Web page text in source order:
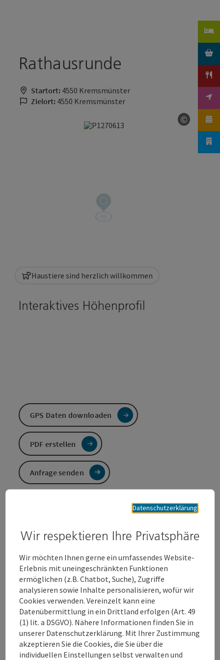
Rathausrunde
Startort: 4550 Kremsmünster
Zielort: 4550 Kremsmünster
©
Haustiere sind herzlich willkommen
Entdecken Sie die Marktgemeinde Kremsmünster
21) Mödlhammerhaus, Hauptstraße 11
22) Staudinger, Hauptstraße 13
23) Altes Rathaus, Rathausplatz 10
24) Pointnerhaus, Rathausplatz 2
25) Feilenhauer Haus, Rathausplatz 4
26) Hutererhaus, Rathausplatz 5
27) Ehemalige Gewerbeschule, Franz-Hönig-Straße 12
28) Haus beim niedern Steg, Rathausplatz 6
29) Haus beim oberen Steg, Rathausplatz 7
30) Migitschhaus, Franz-Hönig-Straße 16
Interaktives Höhenprofil
GPS Daten downloaden
PDF erstellen
Anfrage senden
Datenschutzerklärung
Wir respektieren Ihre Privatsphäre
Wir möchten Ihnen gerne ein umfassendes Website-
Erlebnis mit uneingeschränkten Funktionen
ermöglichen (z.B. Chatbot, Suche), Zugriffe
analysieren sowie Inhalte personalisieren, wofür wir
Cookies verwenden. Vereinzelt kann eine
Datenübermittlung in ein Drittland erfolgen (Art. 49
(1) lit. a DSGVO). Nähere Informationen finden Sie in
unserer Datenschutzerklärung. Mit Ihrer Zustimmung
akzeptieren Sie die Cookies, die Sie über die
individuellen Einstellungen selbst verwalten und